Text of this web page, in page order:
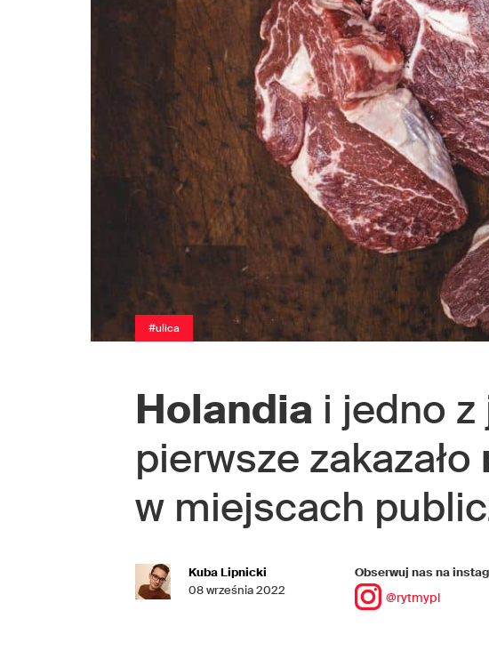
#ulica
Holandia i jedno
pierwsze zakazało
w miejscach
Kuba Lipnicki
08 września 2022
Obserwuj nas na
@rytmypl